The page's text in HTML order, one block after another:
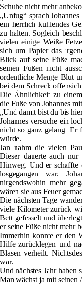
Schuhe nicht mehr
„Unfug“ sprach
ein herrlich kühlendes
zu halten. Sogleich
vielen einige Weiße
sich um Papier das
Blick auf seine Füße
seinen Füßen nicht
ordentliche Menge Blut
bei dem Schreck
Die Ähnlichkeit zu
die Fuße von Johannes
„Und damit bist du bis
Johannes versuche ein
nicht so ganz gelang. Er
würde.
Jan nahm die vielen
Dieser dauerte auch
Hinweg. Und er schaffte
losgegangen war.
nirgendswohin mehr
wären sie aus Feuer
Die nächsten Tage
viele Kilometer zurück
Bett gefesselt und
er seine Füße nicht mehr
Immerhin konnte er den
Hilfe zurücklegen und
Blasen verheilt.
war.
Und nächstes Jahr haben
Man wächst ja mit seinen